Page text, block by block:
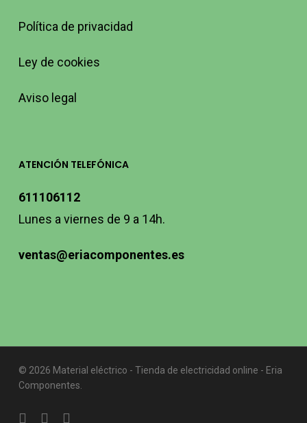
Política de privacidad
Ley de cookies
Aviso legal
ATENCIÓN TELEFÓNICA
611106112
Lunes a viernes de 9 a 14h.
ventas@eriacomponentes.es
© 2026 Material eléctrico - Tienda de electricidad online - Eria
Componentes.
twitterfacebookinstagram